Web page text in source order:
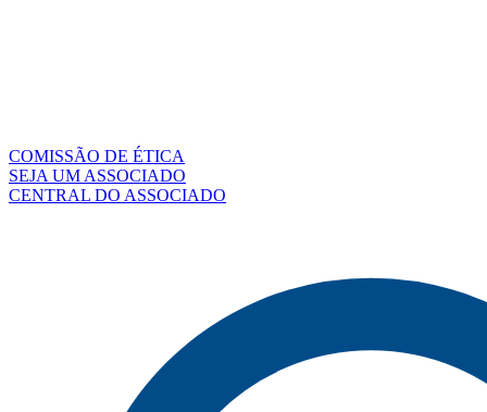
COMISSÃO DE ÉTICA
SEJA UM ASSOCIADO
CENTRAL DO ASSOCIADO